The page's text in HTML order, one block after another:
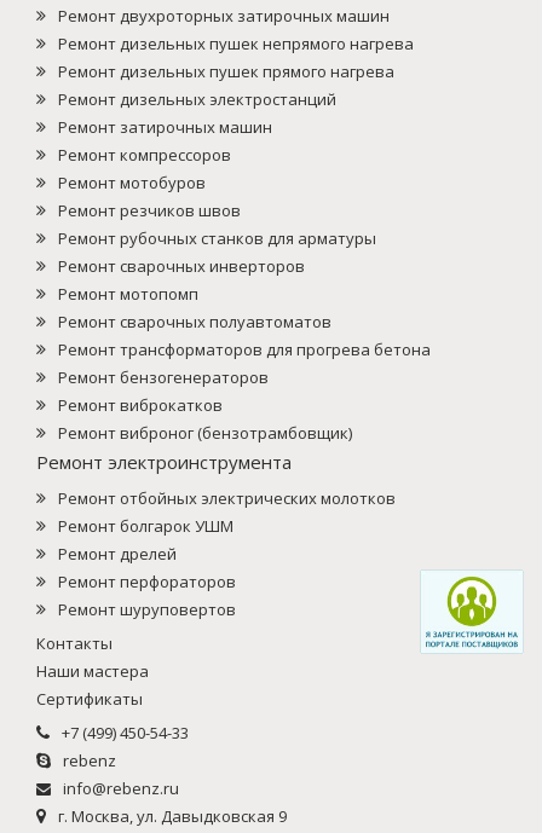
Ремонт двухроторных затирочных машин
Ремонт дизельных пушек непрямого нагрева
Ремонт дизельных пушек прямого нагрева
Ремонт дизельных электростанций
Ремонт затирочных машин
Ремонт компрессоров
Ремонт мотобуров
Ремонт резчиков швов
Ремонт рубочных станков для арматуры
Ремонт сварочных инверторов
Ремонт мотопомп
Ремонт сварочных полуавтоматов
Ремонт трансформаторов для прогрева бетона
Ремонт бензогенераторов
Ремонт виброкатков
Ремонт виброног (бензотрамбовщик)
Ремонт электроинструмента
Ремонт отбойных электрических молотков
Ремонт болгарок УШМ
Ремонт дрелей
Ремонт перфораторов
Ремонт шуруповертов
Контакты
Наши мастера
Сертификаты
+7 (499) 450-54-33
rebenz
info@rebenz.ru
г. Москва, ул. Давыдковская 9